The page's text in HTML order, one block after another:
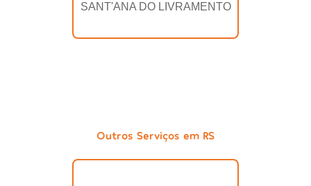
SANT'ANA DO LIVRAMENTO
Outros Serviços em RS